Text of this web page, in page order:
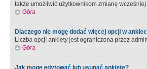
także umożliwić użytkownikom zmianę
Góra
Dlaczego nie mogę dodać więcej opcji w
Liczba opcji ankiety jest ograniczona przez
Góra
Jak mogę edytować lub usunąć ankietę?